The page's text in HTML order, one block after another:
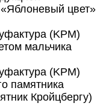
цвет»
(KPM)
мальчика
(KPM)
памятника
Кройцбергу)